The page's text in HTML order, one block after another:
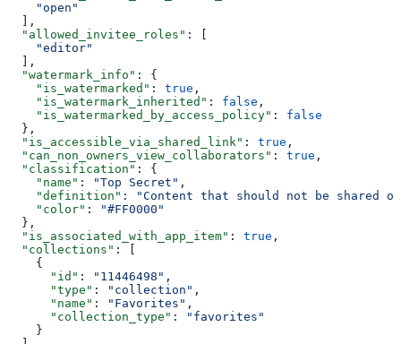
    "open"
  ],
  "allowed_invitee_roles"
: [
    "editor"
  ],
  "watermark_info"
: {
    "is_watermarked"
: true ,
    "is_watermark_inherited"
: false ,
    "is_watermarked_by_access_policy"
: false
  },
  "is_accessible_via_shared_link"
: true ,
  "can_non_owners_view_collaborators"
: true ,
  "classification"
: {
    "name"
: "Top Secret" ,
    "definition"
:
"Content that should not be shared
    "color"
:
"#FF0000"
  },
  "is_associated_with_app_item"
: true ,
  "collections"
: [
    {
      "id"
: "11446498" ,
      "type"
: "collection" ,
      "name"
: "Favorites" ,
      "collection_type"
:
"favorites"
    }